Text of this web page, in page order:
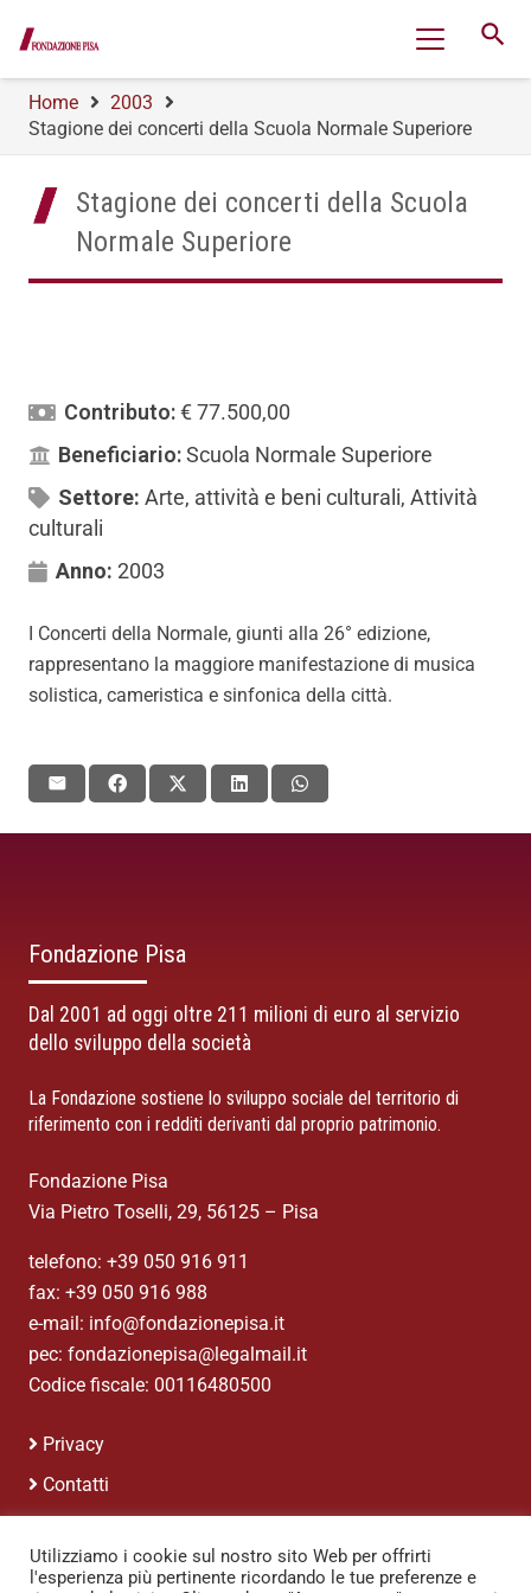
search
Home
2003
Stagione dei concerti della Scuola Normale Superiore
Stagione dei concerti della Scuola
Normale Superiore
Contributo:€ 77.500,00
Beneficiario:Scuola Normale Superiore
Settore: Arte, attività e beni culturali,Attività
culturali
Anno: 2003
I Concerti della Normale, giunti alla 26° edizione,
rappresentano la maggiore manifestazione di musica
solistica, cameristica e sinfonica della città.
Fondazione Pisa
Dal 2001 ad oggi oltre 211 milioni di euro al servizio
dello sviluppo della società
La Fondazione sostiene lo sviluppo sociale del territorio di
riferimento con i redditi derivanti dal proprio patrimonio.
Fondazione Pisa
Via Pietro Toselli, 29, 56125 – Pisa
telefono: +39 050 916 911
fax: +39 050 916 988
e-mail: info@fondazionepisa.it
pec: fondazionepisa@legalmail.it
Codice fiscale: 00116480500
Privacy
Contatti
Utilizziamo i cookie sul nostro sito Web per offrirti
l'esperienza più pertinente ricordando le tue preferenze e